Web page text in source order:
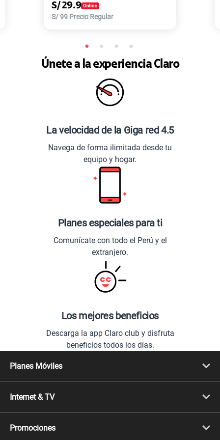
Únete a la experiencia Claro
La velocidad de la Giga red 4.5
Navega de forma ilimitada desde tu
equipo y hogar.
Planes especiales para ti
Comunícate con todo el Perú y el
extranjero.
Los mejores beneficios
Descarga la app Claro club y disfruta
beneficios todos los días.
Planes Móviles
Línea Nueva
Línea Adicional
Migración
Internet & TV
Internet + TV
Mejora tu plan
Promociones